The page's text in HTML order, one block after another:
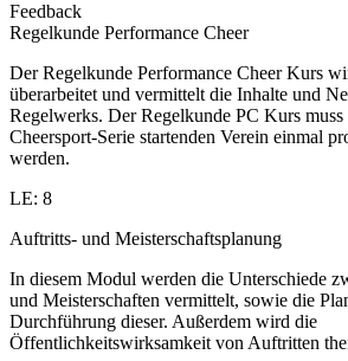
Feedback
Regelkunde Performance Cheer
Der Regelkunde Performance Cheer Kurs
überarbeitet und vermittelt die Inhalte und
Regelwerks. Der Regelkunde PC Kurs
Cheersport-Serie startenden Verein einmal
werden.
LE: 8
Auftritts- und Meisterschaftsplanung
In diesem Modul werden die Unterschiede
und Meisterschaften vermittelt, sowie die
Durchführung dieser. Außerdem wird die
Öffentlichkeitswirksamkeit von Auftritten